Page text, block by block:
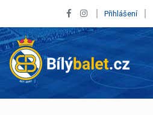
Přihlášení